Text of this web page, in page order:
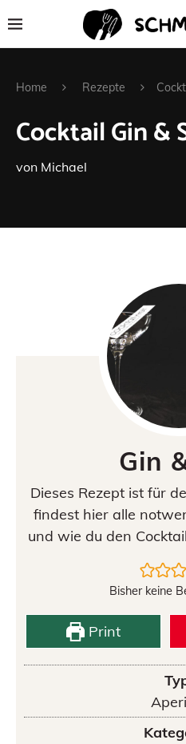
Home Rezepte
Cocktail Gin &
von Michael
Gin
Dieses Rezept ist für
findest hier alle
und wie du den
Bisher keine
Print